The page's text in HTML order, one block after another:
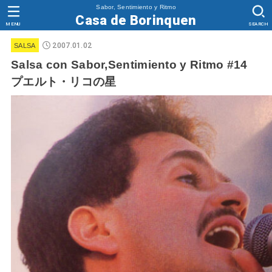
Sabor, Sentimiento y Ritmo
Casa de Borinquen SEARCH
MENU
SALSA 2007.01.02
Salsa con Sabor,Sentimiento y Ritmo #14
プエルト・リコの星